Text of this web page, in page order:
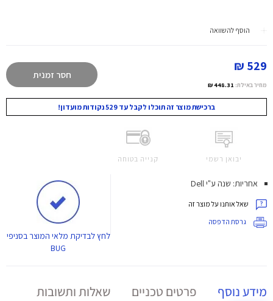
הוסף להשוואה
529 ₪
מחיר באילת: 448.31 ₪
חסר זמנית
ברכישת מוצר זה תוכלו לקבל עד 529 נקודות מועדון!
יבואן רשמי קנייה בטוחה
אחריות: שנה ע"י Dell
שאל אותנו על מוצר זה
גרסת הדפסה
לחץלבדיקת מלאי המוצר בסניפי
BUG
מידע נוסף פרטים טכניים שאלות ותשובות